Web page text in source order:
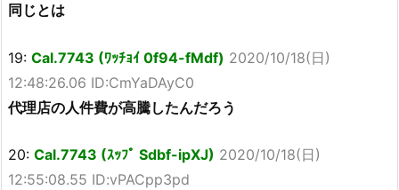
同じとは
19: Cal.7743 (ﾜｯﾁｮｲ 0f94-fMdf) 2020/10/18(日)
12:48:26.06 ID:CmYaDAyC0
代理店の人件費が高騰したんだろう
20: Cal.7743 (ｽｯﾌﾟ Sdbf-ipXJ) 2020/10/18(日)
12:55:08.55 ID:vPACpp3pd